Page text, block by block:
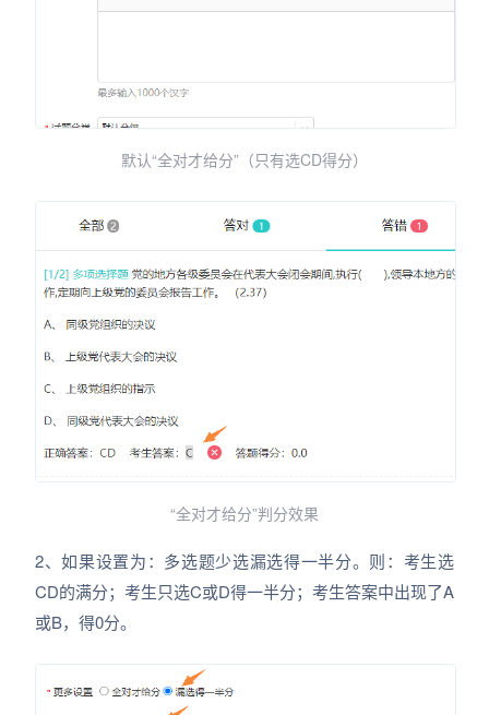
默认“全对才给分”（只有选CD得分）
“全对才给分”判分效果
2、如果设置为：多选题少选漏选得一半分。则：考生选
CD的满分；考生只选C或D得一半分；考生答案中出现了A
或B，得0分。